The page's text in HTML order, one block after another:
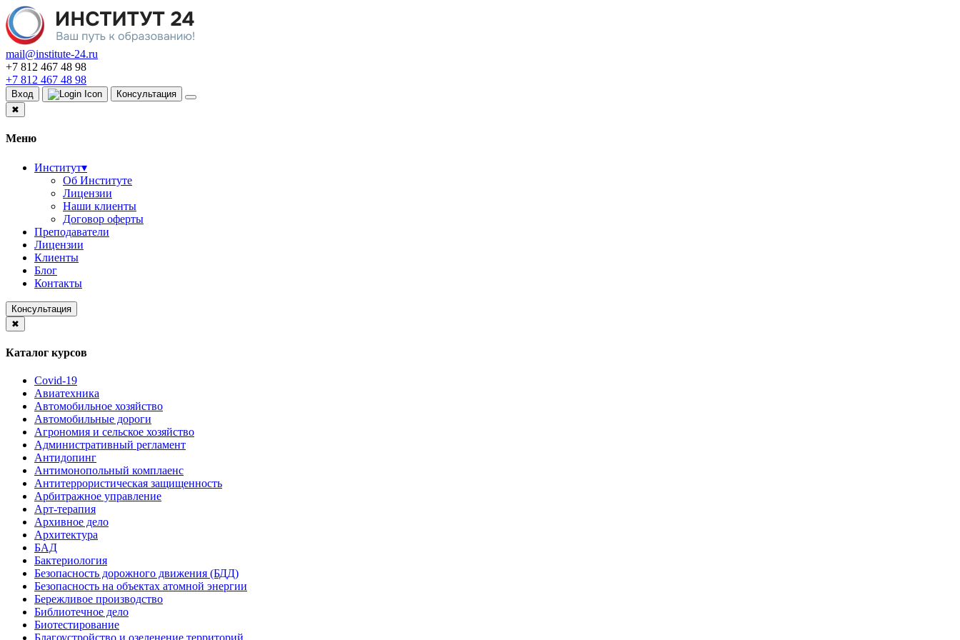
mail@institute-24.ru
+7 812 467 48 98
+7 812 467 48 98
Вход
Консультация
✖
Меню
Институт▾
Об Институте
Лицензии
Наши клиенты
Договор оферты
Преподаватели
Лицензии
Клиенты
Блог
Контакты
Консультация
✖
Каталог курсов
Covid-19
Авиатехника
Автомобильное хозяйство
Автомобильные дороги
Агрономия и сельское хозяйство
Административный регламент
Антидопинг
Антимонопольный комплаенс
Антитеррористическая защищенность
Арбитражное управление
Арт-терапия
Архивное дело
Архитектура
БАД
Бактериология
Безопасность дорожного движения (БДД)
Безопасность на объектах атомной энергии
Бережливое производство
Библиотечное дело
Биотестирование
Благоустройство и озеленение территорий